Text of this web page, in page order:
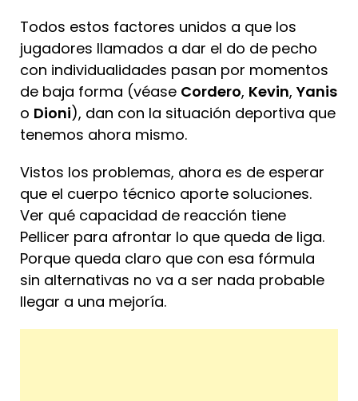
Todos estos factores unidos a que los
jugadores llamados a dar el do de pecho
con individualidades pasan por momentos
de baja forma (véase Cordero, Kevin, Yanis
o Dioni), dan con la situación deportiva que
tenemos ahora mismo.
Vistos los problemas, ahora es de esperar
que el cuerpo técnico aporte soluciones.
Ver qué capacidad de reacción tiene
Pellicer para afrontar lo que queda de liga.
Porque queda claro que con esa fórmula
sin alternativas no va a ser nada probable
llegar a una mejoría.